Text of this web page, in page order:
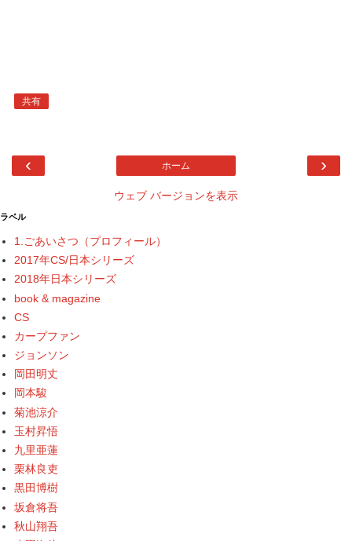
共有
‹ ›
ホーム
ウェブ バージョンを表示
ラベル
1.ごあいさつ（プロフィール）
2017年CS/日本シリーズ
2018年日本シリーズ
book & magazine
CS
カープファン
ジョンソン
岡田明丈
岡本駿
菊池涼介
玉村昇悟
九里亜蓮
栗林良吏
黒田博樹
坂倉将吾
秋山翔吾